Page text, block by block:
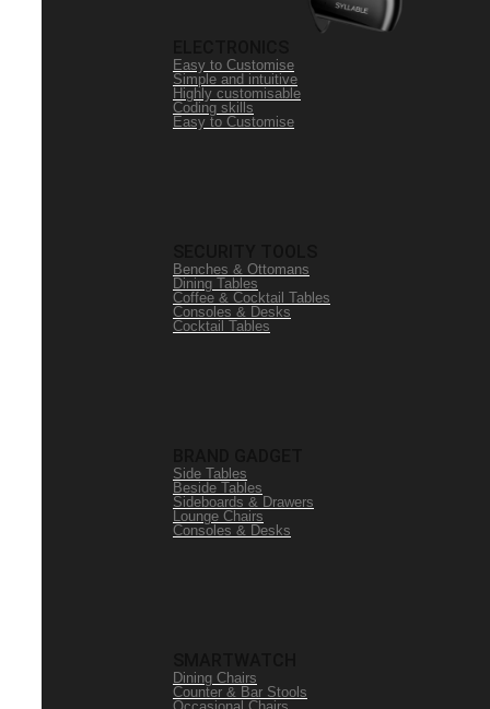
Easy to Customise
Simple and intuitive
Highly customisable
Coding skills
Easy to Customise
Benches & Ottomans
Dining Tables
Coffee & Cocktail Tables
Consoles & Desks
Cocktail Tables
Side Tables
Beside Tables
Sideboards & Drawers
Lounge Chairs
Consoles & Desks
Dining Chairs
Counter & Bar Stools